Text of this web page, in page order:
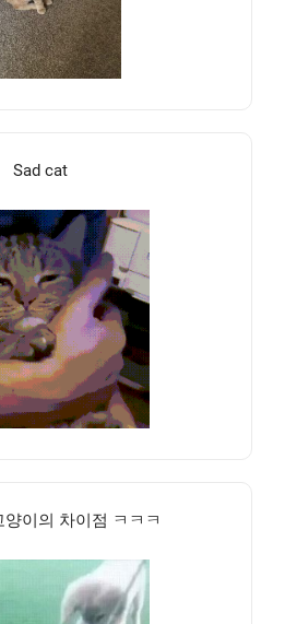
Sad cat
양이의 차이점 ㅋㅋㅋ